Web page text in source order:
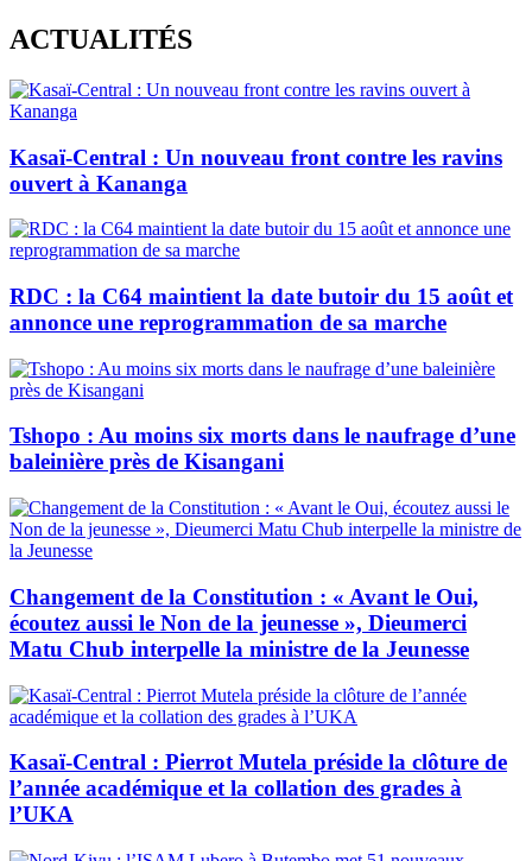
Skip
to
content
ACTUALITÉS
Kasaï-Central : Un nouveau front contre les ravins
ouvert à Kananga
RDC : la C64 maintient la date butoir du 15 août et
annonce une reprogrammation de sa marche
Tshopo : Au moins six morts dans le naufrage d’une
baleinière près de Kisangani
Changement de la Constitution : « Avant le Oui,
écoutez aussi le Non de la jeunesse », Dieumerci
Matu Chub interpelle la ministre de la Jeunesse
Kasaï-Central : Pierrot Mutela préside la clôture de
l’année académique et la collation des grades à
l’UKA